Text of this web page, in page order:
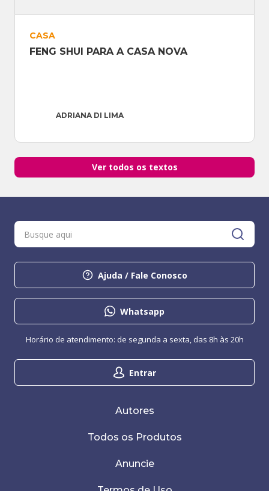
CASA
FENG SHUI PARA A CASA NOVA
ADRIANA DI LIMA
Ver todos os textos
Ajuda / Fale Conosco
Whatsapp
Entrar
Horário de atendimento: de segunda a sexta, das 8h às 20h
Autores
Todos os Produtos
Anuncie